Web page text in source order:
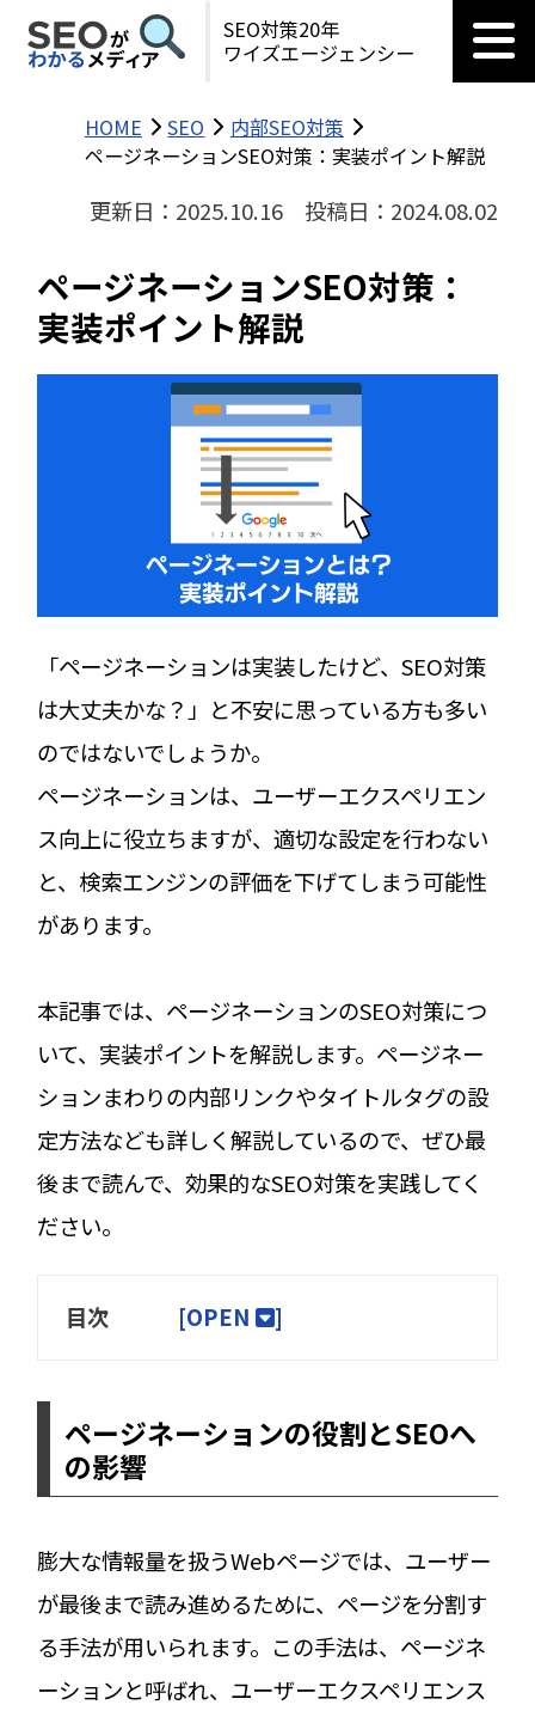
SEO対策20年
ワイズエージェンシー
HOME SEO
内部SEO対策
ページネーションSEO対策：実装ポイント解説
更新日：2025.10.16 投稿日：2024.08.02
ページネーションSEO対策：
実装ポイント解説
「ページネーションは実装したけど、SEO対策
は大丈夫かな？」と不安に思っている方も多い
のではないでしょうか。
ページネーションは、ユーザーエクスペリエン
ス向上に役立ちますが、適切な設定を行わない
と、検索エンジンの評価を下げてしまう可能性
があります。
本記事では、ページネーションのSEO対策につ
いて、実装ポイントを解説します。ページネー
ションまわりの内部リンクやタイトルタグの設
定方法なども詳しく解説しているので、ぜひ最
後まで読んで、効果的なSEO対策を実践してく
ださい。
目次 [OPEN ]
ページネーションの役割とSEOへ
の影響
膨大な情報量を扱うWebページでは、ユーザー
が最後まで読み進めるために、ページを分割す
る手法が用いられます。この手法は、ページネ
ーションと呼ばれ、ユーザーエクスペリエンス